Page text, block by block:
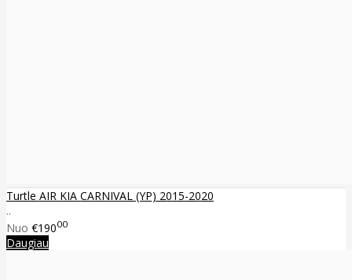
Turtle AIR KIA CARNIVAL (YP) 2015-2020
..
Nuo €19000
Daugiau